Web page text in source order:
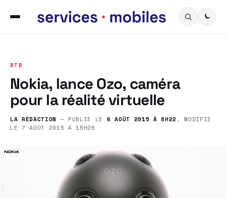
BTB
Nokia, lance Ozo, caméra
pour la réalité virtuelle
LA RÉDACTION — PUBLIÉ LE 6 AOÛT 2015 À 8H22, MODIFIÉ
LE7 AOÛT 2015 À 15H26